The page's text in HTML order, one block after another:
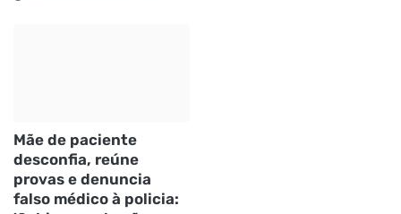
Mãe de paciente
desconfia, reúne
provas e denuncia
falso médico à policia: